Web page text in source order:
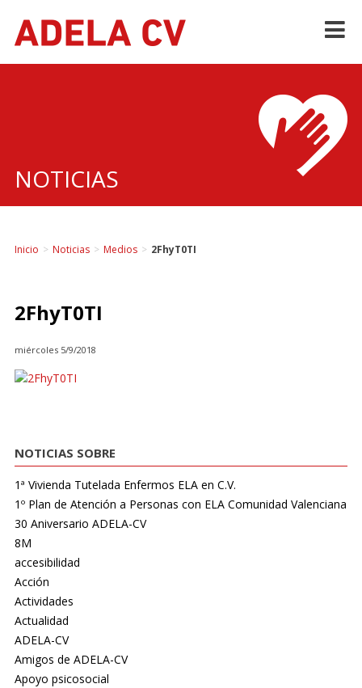
NOTICIAS
Inicio > Noticias > Medios > 2FhyT0TI
2FhyT0TI
miércoles 5/9/2018
NOTICIAS SOBRE
1ª Vivienda Tutelada Enfermos ELA en C.V.
1º Plan de Atención a Personas con ELA Comunidad Valenciana
30 Aniversario ADELA-CV
8M
accesibilidad
Acción
Actividades
Actualidad
ADELA-CV
Amigos de ADELA-CV
Apoyo psicosocial